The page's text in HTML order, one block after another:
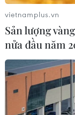
Theo dõi
TIN LIÊN
vietnamplus.vn
Sản lượng
nửa đầu năm